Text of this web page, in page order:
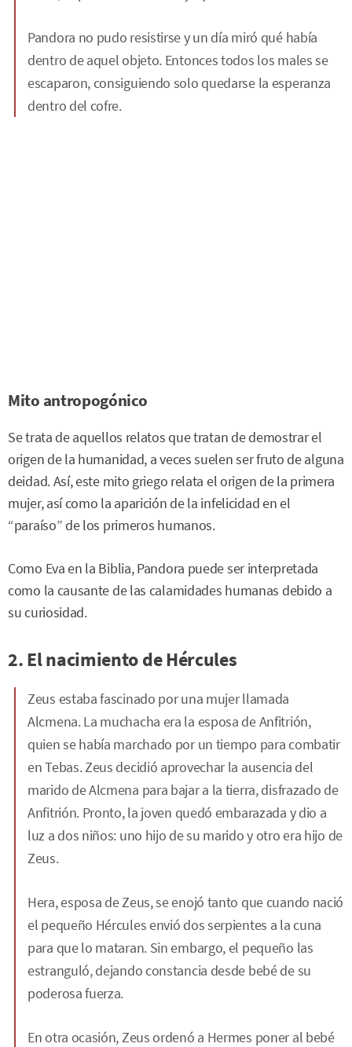
Pandora no pudo resistirse y un día miró qué había
dentro de aquel objeto. Entonces todos los males se
escaparon, consiguiendo solo quedarse la esperanza
dentro del cofre.
Mito antropogónico
Se trata de aquellos relatos que tratan de demostrar el
origen de la humanidad, a veces suelen ser fruto de alguna
deidad. Así, este mito griego relata el origen de la primera
mujer, así como la aparición de la infelicidad en el
“paraíso” de los primeros humanos.
Como Eva en la Biblia, Pandora puede ser interpretada
como la causante de las calamidades humanas debido a
su curiosidad.
2. El nacimiento de Hércules
Zeus estaba fascinado por una mujer llamada
Alcmena. La muchacha era la esposa de Anfitrión,
quien se había marchado por un tiempo para combatir
en Tebas. Zeus decidió aprovechar la ausencia del
marido de Alcmena para bajar a la tierra, disfrazado de
Anfitrión. Pronto, la joven quedó embarazada y dio a
luz a dos niños: uno hijo de su marido y otro era hijo de
Zeus.
Hera, esposa de Zeus, se enojó tanto que cuando nació
el pequeño Hércules envió dos serpientes a la cuna
para que lo mataran. Sin embargo, el pequeño las
estranguló, dejando constancia desde bebé de su
poderosa fuerza.
En otra ocasión, Zeus ordenó a Hermes poner al bebé